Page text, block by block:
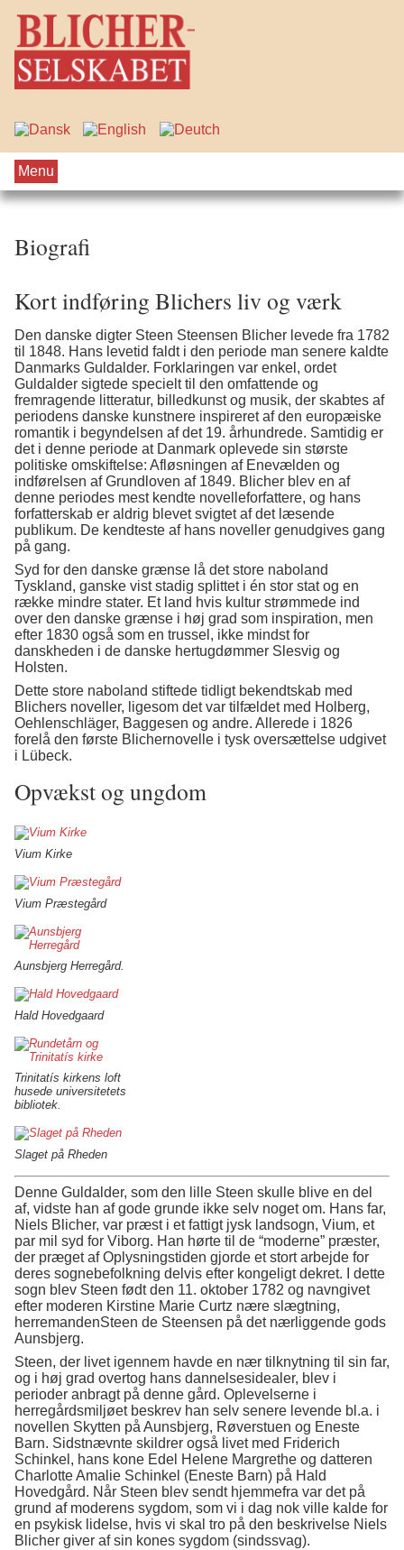
Menu
Biografi
Kort indføring Blichers liv og værk
Den danske digter Steen Steensen Blicher levede fra 1782
til 1848. Hans levetid faldt i den periode man senere kaldte
Danmarks Guldalder. Forklaringen var enkel, ordet
Guldalder sigtede specielt til den omfattende og
fremragende litteratur, billedkunst og musik, der skabtes af
periodens danske kunstnere inspireret af den europæiske
romantik i begyndelsen af det 19. århundrede. Samtidig er
det i denne periode at Danmark oplevede sin største
politiske omskiftelse: Afløsningen af Enevælden og
indførelsen af Grundloven af 1849. Blicher blev en af
denne periodes mest kendte novelleforfattere, og hans
forfatterskab er aldrig blevet svigtet af det læsende
publikum. De kendteste af hans noveller genudgives gang
på gang.
Syd for den danske grænse lå det store naboland
Tyskland, ganske vist stadig splittet i én stor stat og en
række mindre stater. Et land hvis kultur strømmede ind
over den danske grænse i høj grad som inspiration, men
efter 1830 også som en trussel, ikke mindst for
danskheden i de danske hertugdømmer Slesvig og
Holsten.
Dette store naboland stiftede tidligt bekendtskab med
Blichers noveller, ligesom det var tilfældet med Holberg,
Oehlenschläger, Baggesen og andre. Allerede i 1826
forelå den første Blichernovelle i tysk oversættelse udgivet
i Lübeck.
Opvækst og ungdom
Vium Kirke
Vium Præstegård
Aunsbjerg Herregård.
Hald Hovedgaard
Trinitatís kirkens loft
husede universitetets
bibliotek.
Slaget på Rheden
Denne Guldalder, som den lille Steen skulle blive en del
af, vidste han af gode grunde ikke selv noget om. Hans far,
Niels Blicher, var præst i et fattigt jysk landsogn, Vium, et
par mil syd for Viborg. Han hørte til de “moderne” præster,
der præget af Oplysningstiden gjorde et stort arbejde for
deres sognebefolkning delvis efter kongeligt dekret. I dette
sogn blev Steen født den 11. oktober 1782 og navngivet
efter moderen Kirstine Marie Curtz nære slægtning,
herremandenSteen de Steensen på det nærliggende gods
Aunsbjerg.
Steen, der livet igennem havde en nær tilknytning til sin far,
og i høj grad overtog hans dannelsesidealer, blev i
perioder anbragt på denne gård. Oplevelserne i
herregårdsmiljøet beskrev han selv senere levende bl.a. i
novellen Skytten på Aunsbjerg, Røverstuen og Eneste
Barn. Sidstnævnte skildrer også livet med Friderich
Schinkel, hans kone Edel Helene Margrethe og datteren
Charlotte Amalie Schinkel (Eneste Barn) på Hald
Hovedgård. Når Steen blev sendt hjemmefra var det på
grund af moderens sygdom, som vi i dag nok ville kalde for
en psykisk lidelse, hvis vi skal tro på den beskrivelse Niels
Blicher giver af sin kones sygdom (sindssvag).